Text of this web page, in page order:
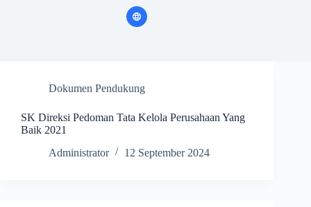
Dokumen Pendukung
SK Direksi Pedoman Tata Kelola Perusahaan Yang
Baik 2021
Administrator
12 September 2024